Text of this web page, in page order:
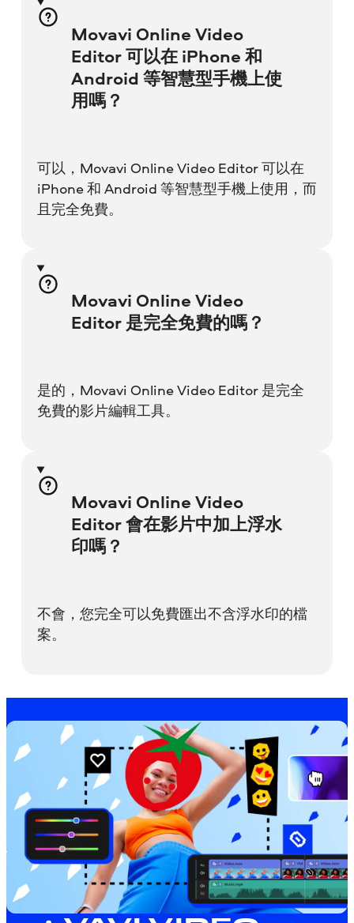
Movavi Online Video
Editor 可以在 iPhone 和
Android 等智慧型手機上使
用嗎？
可以，Movavi Online Video Editor 可以在
iPhone 和 Android 等智慧型手機上使用，而
且完全免費。
Movavi Online Video
Editor 是完全免費的嗎？
是的，Movavi Online Video Editor 是完全
免費的影片編輯工具。
Movavi Online Video
Editor 會在影片中加上浮水
印嗎？
不會，您完全可以免費匯出不含浮水印的檔
案。